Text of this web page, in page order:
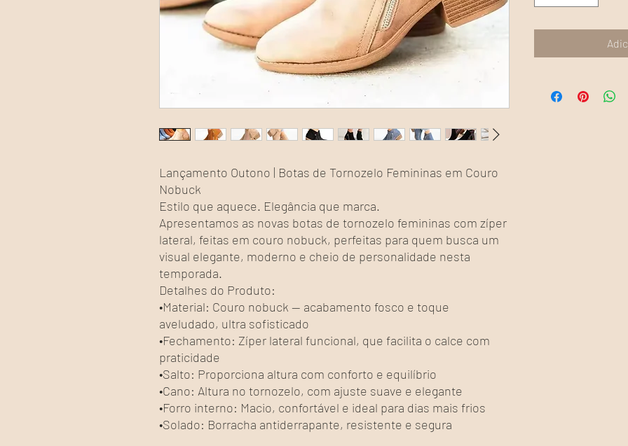
Lançamento Outono | Botas de Tornozelo Femininas em Couro
Nobuck
Estilo que aquece. Elegância que marca.
Apresentamos as novas botas de tornozelo femininas com zíper
lateral, feitas em couro nobuck, perfeitas para quem busca um
visual elegante, moderno e cheio de personalidade nesta
temporada.
Detalhes do Produto:
•Material: Couro nobuck — acabamento fosco e toque
aveludado, ultra sofisticado
•Fechamento: Zíper lateral funcional, que facilita o calce com
praticidade
•Salto: Proporciona altura com conforto e equilíbrio
•Cano: Altura no tornozelo, com ajuste suave e elegante
•Forro interno: Macio, confortável e ideal para dias mais frios
•Solado: Borracha antiderrapante, resistente e segura